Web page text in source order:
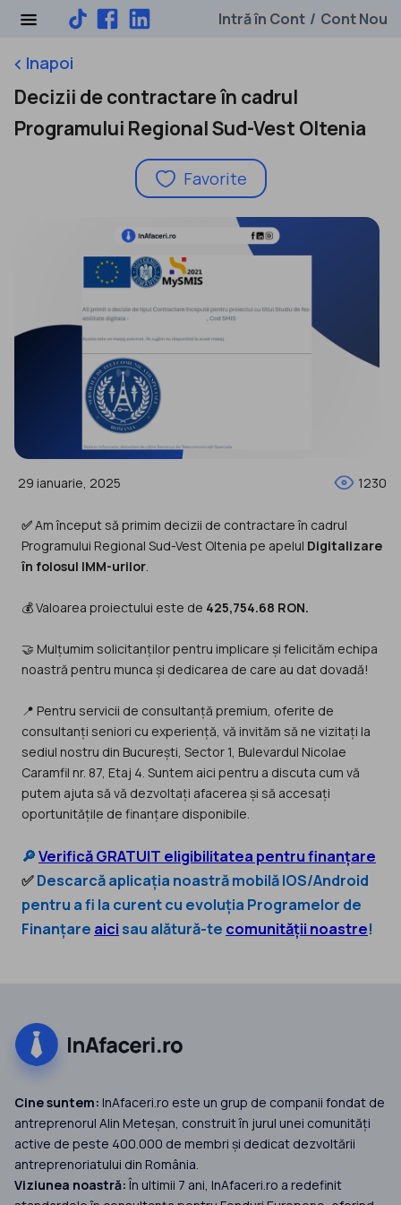
Intră în Cont / Cont Nou
keyboard_arrow_leftInapoi
Decizii de contractare în cadrul
Programului Regional Sud-Vest Oltenia
Favorite
29 ianuarie, 2025 1230
✅Am început să primim decizii de contractare în cadrul
Programului Regional Sud-Vest Oltenia pe apelul Digitalizare
în folosul IMM-urilor.
💰 Valoarea proiectului este de 425,754.68 RON.
🤝 Mulțumim solicitanților pentru implicare și felicităm echipa
noastră pentru munca și dedicarea de care au dat dovadă!
📍 Pentru servicii de consultanță premium, oferite de
consultanți seniori cu experiență, vă invităm să ne vizitați la
sediul nostru din București, Sector 1, Bulevardul Nicolae
Caramfil nr. 87, Etaj 4. Suntem aici pentru a discuta cum vă
putem ajuta să vă dezvoltați afacerea și să accesați
oportunitățile de finanțare disponibile.
🔎Verifică GRATUIT eligibilitatea pentru finanțare
✅Descarcă aplicația noastră mobilă IOS/Android
pentru a fi la curent cu evoluția Programelor de
Finanțare aici sau alătură-te comunității noastre!
Cine suntem: InAfaceri.ro este un grup de companii fondat de
antreprenorul Alin Meteșan, construit în jurul unei comunități
active de peste 400.000 de membri și dedicat dezvoltării
antreprenoriatului din România.
Viziunea noastră:În ultimii 7 ani, InAfaceri.ro a redefinit